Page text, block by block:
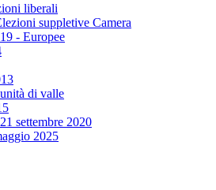
liberali
suppletive Camera
- Europee
di valle
settembre 2020
2025